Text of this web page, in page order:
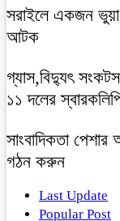
সরাইলে একজন
আটক
গ্যাস,বিদ্যুৎ
১১ দলের
সাংবাদিকতা
গঠন করুন
Last Update
Popular Post